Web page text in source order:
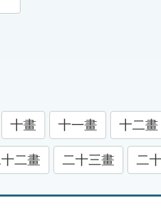
十畫 十一畫 十二畫
二畫 二十三畫 二